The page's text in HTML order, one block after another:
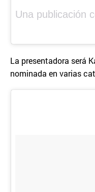
La presentadora será
nominada en varias